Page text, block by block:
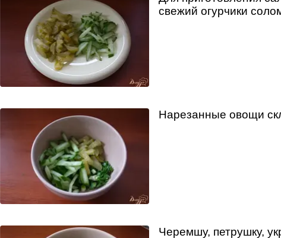
свежий огурчики
Нарезанные овощи
Черемшу, петрушку,